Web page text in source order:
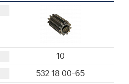
10
532 18 00-65